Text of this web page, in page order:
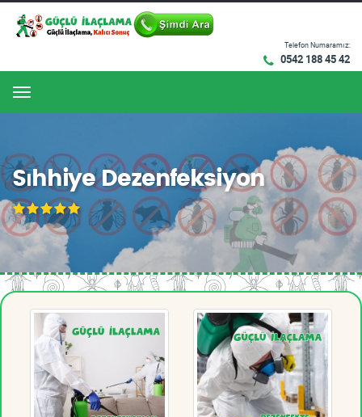
Telefon Numaramız:
0542 188 45 42
Menu
Sıhhiye Dezenfeksiyon